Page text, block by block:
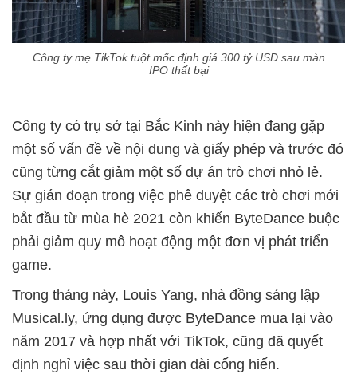
Công ty mẹ TikTok tuột mốc định giá 300 tỷ USD sau màn
IPO thất bại
Công ty có trụ sở tại Bắc Kinh này hiện đang gặp
một số vấn đề về nội dung và giấy phép và trước đó
cũng từng cắt giảm một số dự án trò chơi nhỏ lẻ.
Sự gián đoạn trong việc phê duyệt các trò chơi mới
bắt đầu từ mùa hè 2021 còn khiến ByteDance buộc
phải giảm quy mô hoạt động một đơn vị phát triển
game.
Trong tháng này, Louis Yang, nhà đồng sáng lập
Musical.ly, ứng dụng được ByteDance mua lại vào
năm 2017 và hợp nhất với TikTok, cũng đã quyết
định nghỉ việc sau thời gian dài cống hiến.